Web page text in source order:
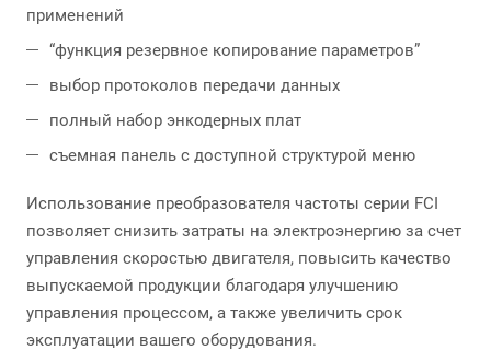
применений
“функция резервное копирование параметров”
выбор протоколов передачи данных
полный набор энкодерных плат
съемная панель с доступной структурой меню
Использование преобразователя частоты серии FCI
позволяет снизить затраты на электроэнергию за счет
управления скоростью двигателя, повысить качество
выпускаемой продукции благодаря улучшению
управления процессом, а также увеличить срок
эксплуатации вашего оборудования.